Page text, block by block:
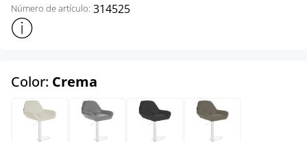
Número de artículo: 314525
Mostrar más información sobre el producto
Color: Crema
Crema Gris Gris oscuro Gris topo